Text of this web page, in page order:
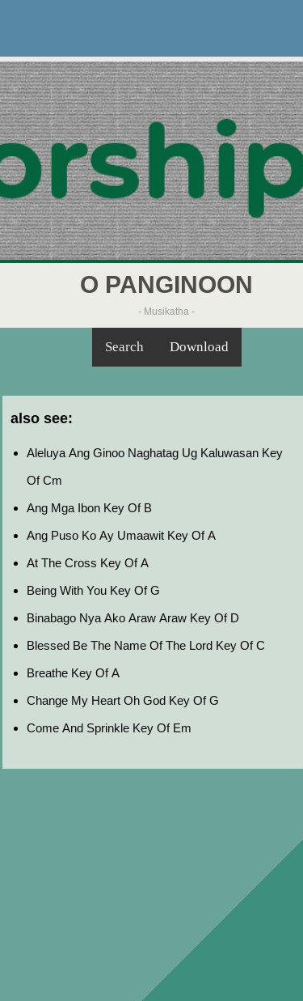
O PANGINOON
- Musikatha -
Search Download
also see:
Aleluya Ang Ginoo Naghatag Ug Kaluwasan Key
Of Cm
Ang Mga Ibon Key Of B
Ang Puso Ko Ay Umaawit Key Of A
At The Cross Key Of A
Being With You Key Of G
Binabago Nya Ako Araw Araw Key Of D
Blessed Be The Name Of The Lord Key Of C
Breathe Key Of A
Change My Heart Oh God Key Of G
Come And Sprinkle Key Of Em